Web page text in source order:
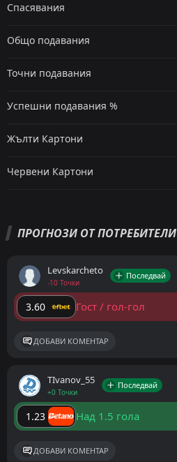
Спасявания
Общо подавания
Точни подавания
Успешни подавания %
Жълти Картони
Червени Картони
ПРОГНОЗИ ОТ ПОТРЕБИТЕЛИ
Levskarcheto
-10 Точки
Последвай
3.60 Гост / гол-гол
ДОБАВИ КОМЕНТАР
ТIvanov_55
+0 Точки
Последвай
1.23 Над 1.5 гола
ДОБАВИ КОМЕНТАР